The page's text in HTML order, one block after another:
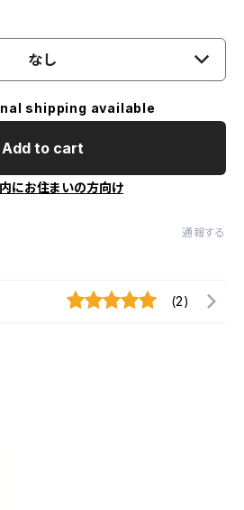
なし
shipping available
Add to cart
にお住まいの方向け
通報する
(2)